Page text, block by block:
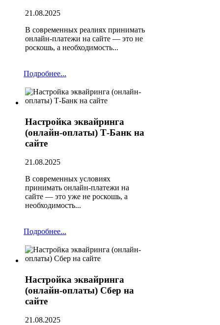
21.08.2025
В современных реалиях принимать
онлайн-платежи на сайте — это не
роскошь, а необходимость...
Подробнее...
Настройка эквайринга
(онлайн-оплаты) Т-Банк на
сайте
21.08.2025
В современных условиях
принимать онлайн-платежи на
сайте — это уже не роскошь, а
необходимость...
Подробнее...
Настройка эквайринга
(онлайн-оплаты) Сбер на
сайте
21.08.2025